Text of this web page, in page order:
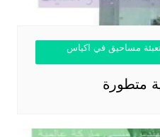
مساحيق في اكياس
متطورة